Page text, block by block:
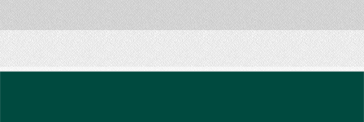
тяжелой сердечной
недостаточности, когда...